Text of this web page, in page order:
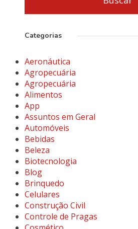
Categorias
Aeronáutica
Agropecuária
Agropecuária
Alimentos
App
Assuntos em Geral
Automóveis
Bebidas
Beleza
Biotecnologia
Blog
Brinquedo
Celulares
Construção Civil
Controle de Pragas